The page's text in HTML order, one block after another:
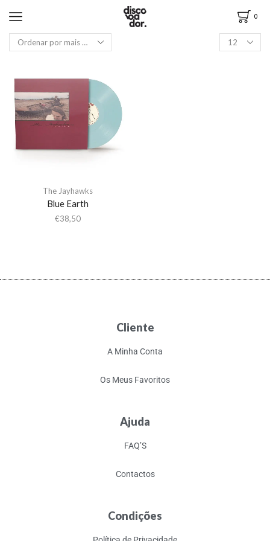
0
The Jayhawks
Blue Earth
€38,50
Cliente
A Minha Conta
Os Meus Favoritos
Ajuda
FAQ’S
Contactos
Condições